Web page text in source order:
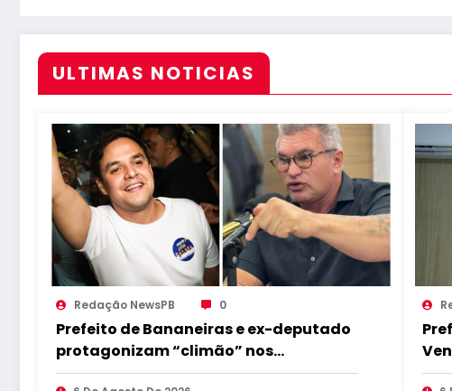
ULTIMAS NOTICIAS
Redação NewsPB 0
Prefeito de Bananeiras e ex-deputado
protagonizam “climão” nos
bastidores da convenção de Lucas